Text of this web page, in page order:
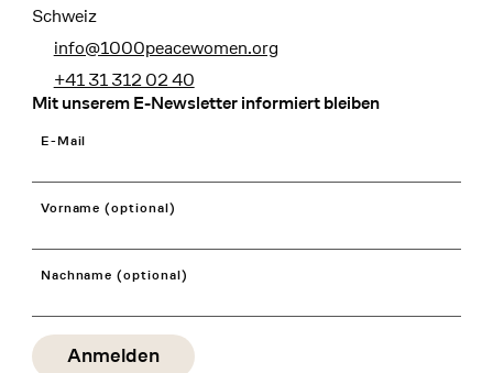
Schweiz
info@1000peacewomen.org
+41 31 312 02 40
Mit unserem E-Newsletter informiert bleiben
E-Mail
Vorname (optional)
Nachname (optional)